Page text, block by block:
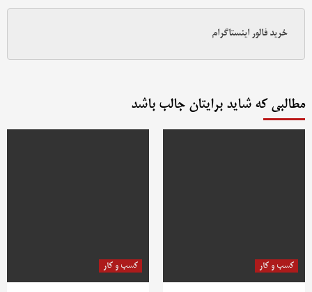
خرید فالور اینستاگرام
مطالبی که شاید برایتان جالب باشد
کسب و کار کسب و کار